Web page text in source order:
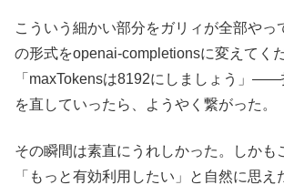
こういう細かい部分をガリィが全部やっ
の形式をopenai-completionsに変えてく
「maxTokensは8192にしましょう」
を直していったら、ようやく繋がった。
その瞬間は素直にうれしかった。しかも
「もっと有効利用したい」と自然に思え